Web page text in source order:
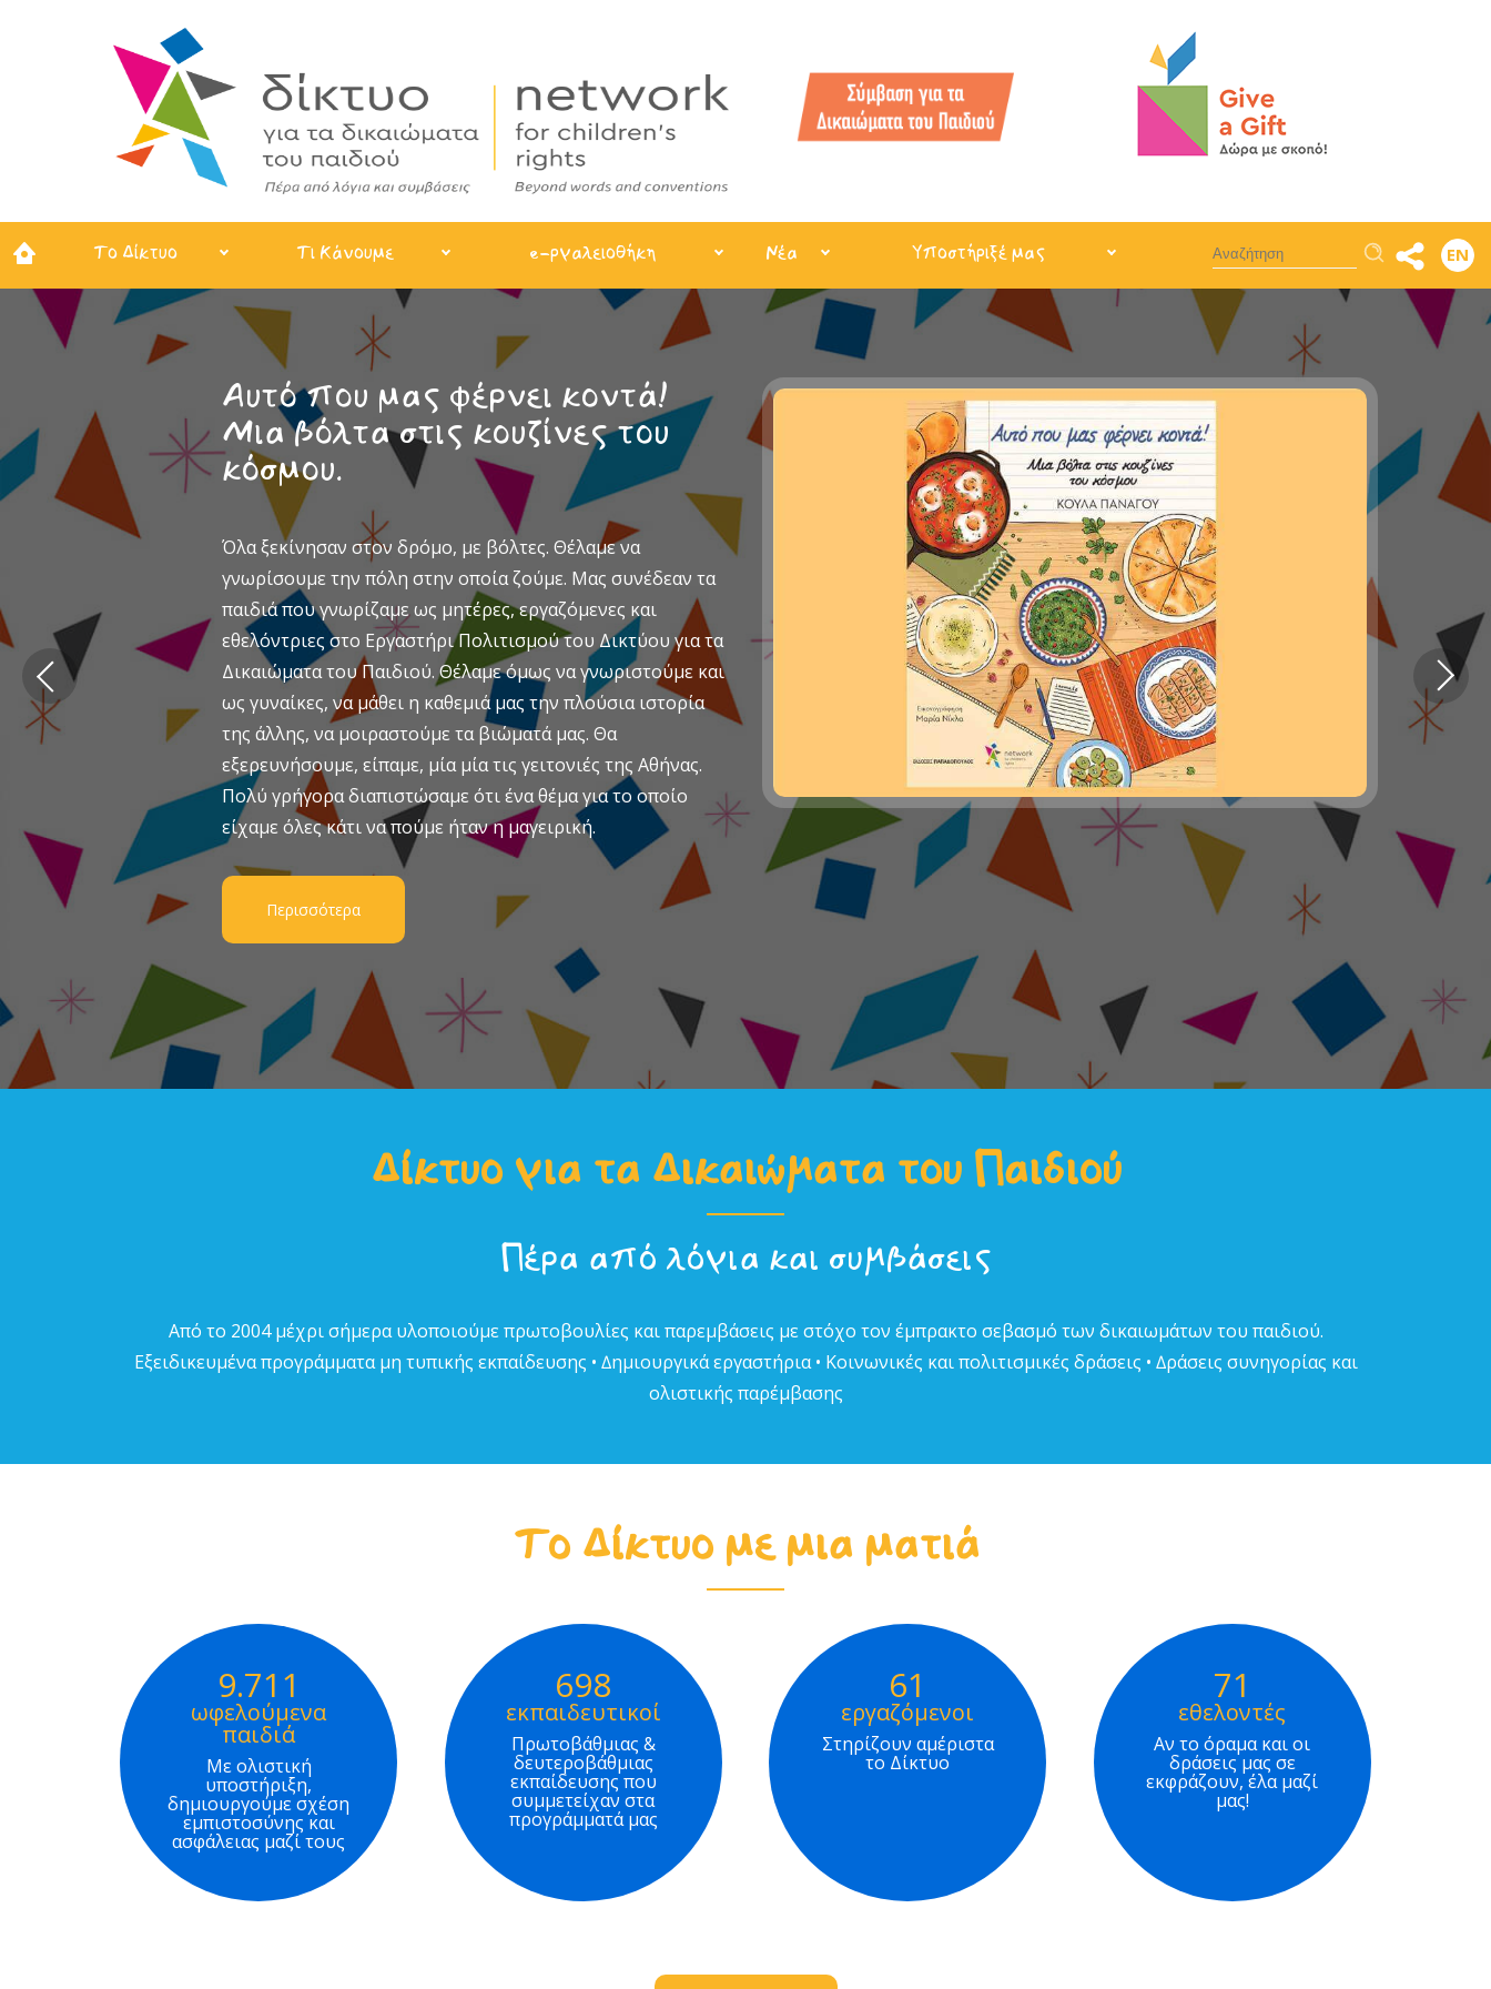
Το Δίκτυο Τι Κάνουμε e-ργαλειοθήκη Νέα Υποστήριξέ μας Αναζήτηση EN
Αυτό που μας φέρνει κοντά!
Μια βόλτα στις κουζίνες του
κόσμου.
Όλα ξεκίνησαν στον δρόμο, με βόλτες. Θέλαμε να
γνωρίσουμε την πόλη στην οποία ζούμε. Μας συνέδεαν τα
παιδιά που γνωρίζαμε ως μητέρες, εργαζόμενες και
εθελόντριες στο Εργαστήρι Πολιτισμού του Δικτύου για τα
Δικαιώματα του Παιδιού. Θέλαμε όμως να γνωριστούμε και
ως γυναίκες, να μάθει η καθεμιά μας την πλούσια ιστορία
της άλλης, να μοιραστούμε τα βιώματά μας. Θα
εξερευνήσουμε, είπαμε, μία μία τις γειτονιές της Αθήνας.
Πολύ γρήγορα διαπιστώσαμε ότι ένα θέμα για το οποίο
είχαμε όλες κάτι να πούμε ήταν η μαγειρική.
Περισσότερα
Δίκτυο για τα Δικαιώµατα του Παιδιού
Πέρα από λόγια και συµβάσεις
Από το 2004 µέχρι σήµερα υλοποιούµε πρωτοβουλίες και παρεµβάσεις µε στόχο τον έµπρακτο σεβασµό των δικαιωµάτων του παιδιού.
Εξειδικευµένα προγράµµατα µη τυπικής εκπαίδευσης • ∆ηµιουργικά εργαστήρια • Κοινωνικές και πολιτισµικές δράσεις • ∆ράσεις συνηγορίας και
ολιστικής παρέµβασης
Το Δίκτυο με μια ματιά
9.711
ωφελούμενα
παιδιά
Με ολιστική
υποστήριξη,
δημιουργούμε σχέση
εμπιστοσύνης και
ασφάλειας μαζί τους
698
εκπαιδευτικοί
Πρωτοβάθμιας &
δευτεροβάθμιας
εκπαίδευσης που
συμμετείχαν στα
προγράμματά μας
61
εργαζόμενοι
Στηρίζουν αμέριστα
το Δίκτυο
71
εθελοντές
Αν το όραμα και οι
δράσεις μας σε
εκφράζουν, έλα μαζί
μας!